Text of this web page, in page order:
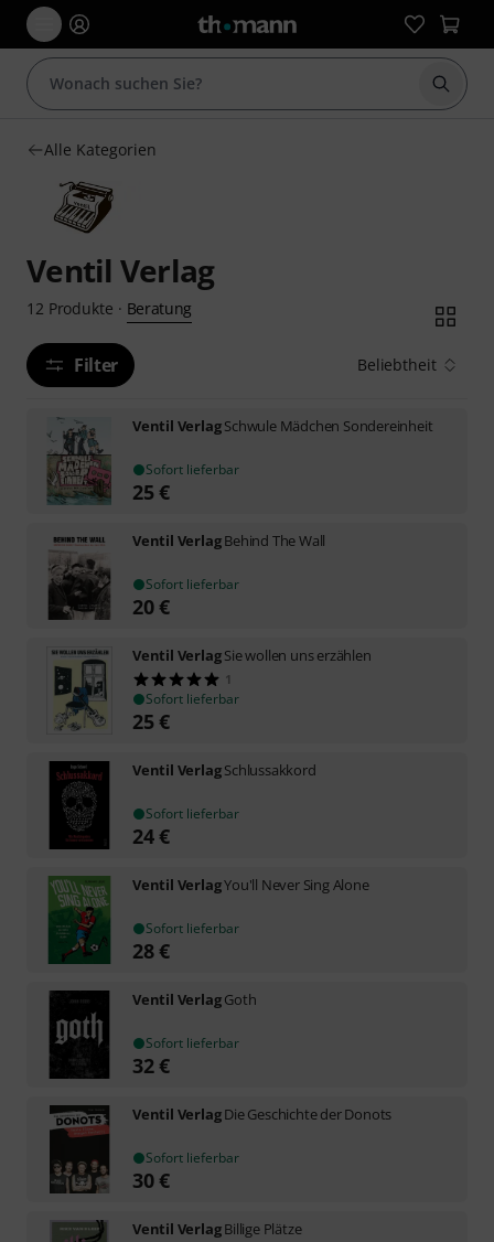
Suche
Alle Kategorien
Ventil Verlag
12 Produkte · Beratung
Filter Beliebtheit
Ventil VerlagSchwule Mädchen Sondereinheit
Sofort lieferbar
25€
Ventil VerlagBehind The Wall
Sofort lieferbar
20€
Ventil VerlagSie wollen uns erzählen
1
Sofort lieferbar
25€
Ventil VerlagSchlussakkord
Sofort lieferbar
24€
Ventil VerlagYou'll Never Sing Alone
Sofort lieferbar
28€
Ventil VerlagGoth
Sofort lieferbar
32€
Ventil VerlagDie Geschichte der Donots
Sofort lieferbar
30€
Ventil VerlagBillige Plätze